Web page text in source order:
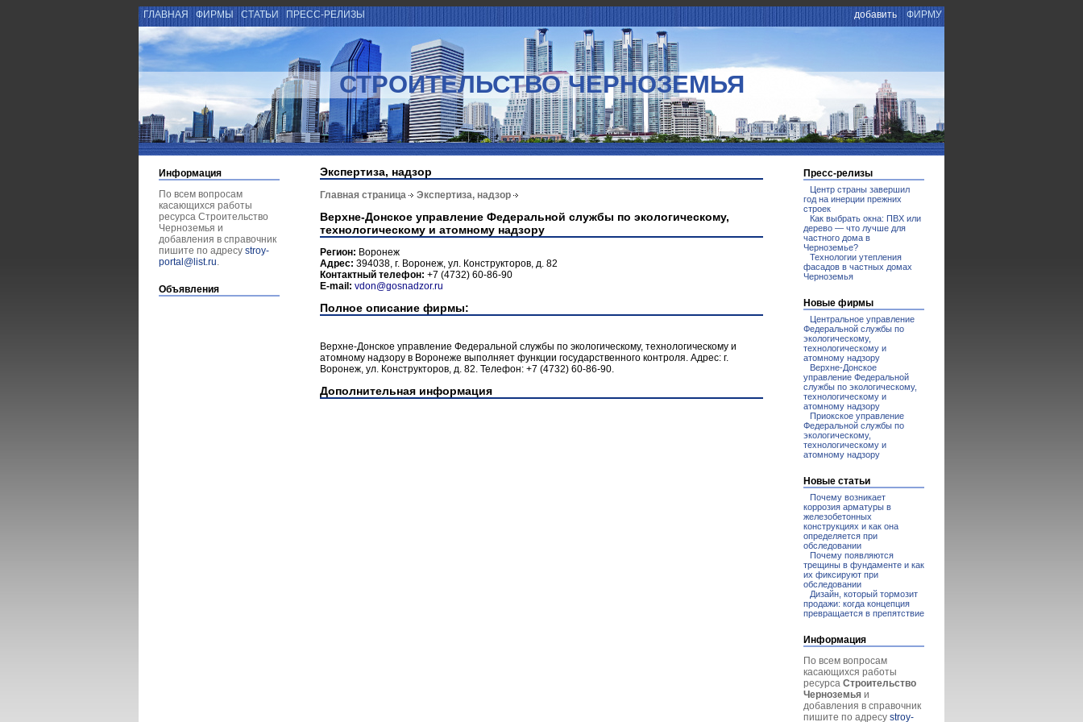
ГЛАВНАЯ ФИРМЫ СТАТЬИ ПРЕСС-РЕЛИЗЫ добавить ФИРМУ
СТРОИТЕЛЬСТВО ЧЕРНОЗЕМЬЯ
Информация
По всем вопросам
касающихся работы
ресурса Строительство
Черноземья и
добавления в справочник
пишите по адресу stroy-
portal@list.ru.
Объявления
Экспертиза, надзор
Главная страница Экспертиза, надзор
Верхне-Донское управление Федеральной службы по экологическому,
технологическому и атомному надзору
Регион: Воронеж
Адрес: 394038, г. Воронеж, ул. Конструкторов, д. 82
Контактный телефон: +7 (4732) 60-86-90
E-mail: vdon@gosnadzor.ru
Полное описание фирмы:
Верхне-Донское управление Федеральной службы по экологическому, технологическому и
атомному надзору в Воронеже выполняет функции государственного контроля. Адрес: г.
Воронеж, ул. Конструкторов, д. 82. Телефон: +7 (4732) 60-86-90.
Дополнительная информация
Пресс-релизы
Центр страны завершил
год на инерции прежних
строек
Как выбрать окна: ПВХ или
дерево — что лучше для
частного дома в
Черноземье?
Технологии утепления
фасадов в частных домах
Черноземья
Новые фирмы
Центральное управление
Федеральной службы по
экологическому,
технологическому и
атомному надзору
Верхне-Донское
управление Федеральной
службы по экологическому,
технологическому и
атомному надзору
Приокское управление
Федеральной службы по
экологическому,
технологическому и
атомному надзору
Новые статьи
Почему возникает
коррозия арматуры в
железобетонных
конструкциях и как она
определяется при
обследовании
Почему появляются
трещины в фундаменте и как
их фиксируют при
обследовании
Дизайн, который тормозит
продажи: когда концепция
превращается в препятствие
Информация
По всем вопросам
касающихся работы
ресурса Строительство
Черноземья и
добавления в справочник
пишите по адресу stroy-